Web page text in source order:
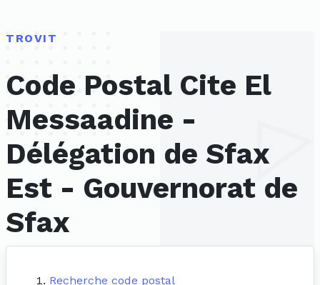
TROVIT
Code Postal Cite El
Messaadine -
Délégation de Sfax
Est - Gouvernorat de
Sfax
Recherche code postal